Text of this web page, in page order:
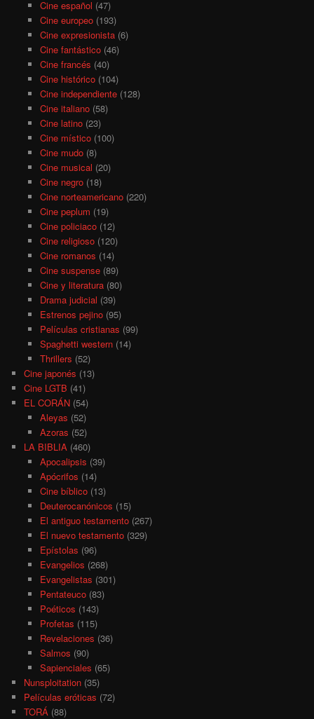
Cine español (47)
Cine europeo(193)
Cine expresionista(6)
Cine fantástico(46)
Cine francés (40)
Cine histórico(104)
Cine independiente(128)
Cine italiano(58)
Cine latino(23)
Cine místico(100)
Cine mudo(8)
Cine musical (20)
Cine negro(18)
Cine norteamericano(220)
Cine peplum (19)
Cine policiaco(12)
Cine religioso(120)
Cine romanos (14)
Cine suspense(89)
Cine y literatura(80)
Drama judicial (39)
Estrenos pejino(95)
Películas cristianas (99)
Spaghetti western(14)
Thrillers (52)
Cine japonés (13)
Cine LGTB (41)
EL CORÁN (54)
Aleyas (52)
Azoras (52)
LA BIBLIA (460)
Apocalipsis (39)
Apócrifos (14)
Cine bíblico(13)
Deuterocanónicos (15)
El antiguo testamento(267)
El nuevo testamento(329)
Epístolas (96)
Evangelios (268)
Evangelistas (301)
Pentateuco(83)
Poéticos (143)
Profetas (115)
Revelaciones (36)
Salmos (90)
Sapienciales (65)
Nunsploitation (35)
Películas eróticas (72)
TORÁ (88)